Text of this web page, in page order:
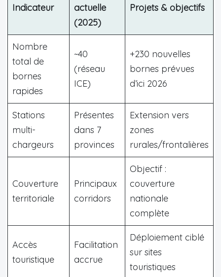
Indicateur
actuelle
(2025)
Projets & objectifs
Nombre
total de
bornes
rapides
~40
(réseau
ICE)
+230 nouvelles
bornes prévues
d’ici 2026
Stations
multi-
chargeurs
Présentes
dans 7
provinces
Extension vers
zones
rurales/frontalières
Couverture
territoriale
Principaux
corridors
Objectif :
couverture
nationale
complète
Accès
touristique
Facilitation
accrue
Déploiement ciblé
sur sites
touristiques